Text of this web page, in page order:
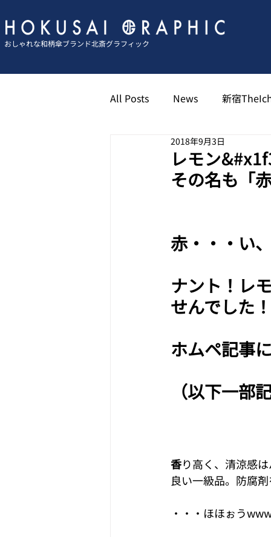
おしゃれな和柄傘ブランド北斎グラフィック
All Posts News 新宿
京都祇園北斎グラフィック
レモン
2018年9月3日
その名も「
赤・・・い
ナント！レ
せんでした
ホムペ記事
（以下一
香り高く、清涼感
良い一級品。防腐
・・・ほほぉう